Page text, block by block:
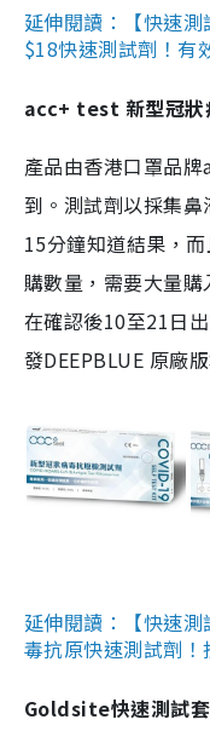
延伸閱讀：【快速
$18快速測試劑！
acc+ test 新型冠狀
產品由香港口罩品
到。測試劑以採集
15分鐘知道結果，
購數量，需要大量
在確認後10至21日
發DEEPBLUE 原廠
延伸閱讀：【快速
毒抗原快速測試劑
Goldsite快速測試